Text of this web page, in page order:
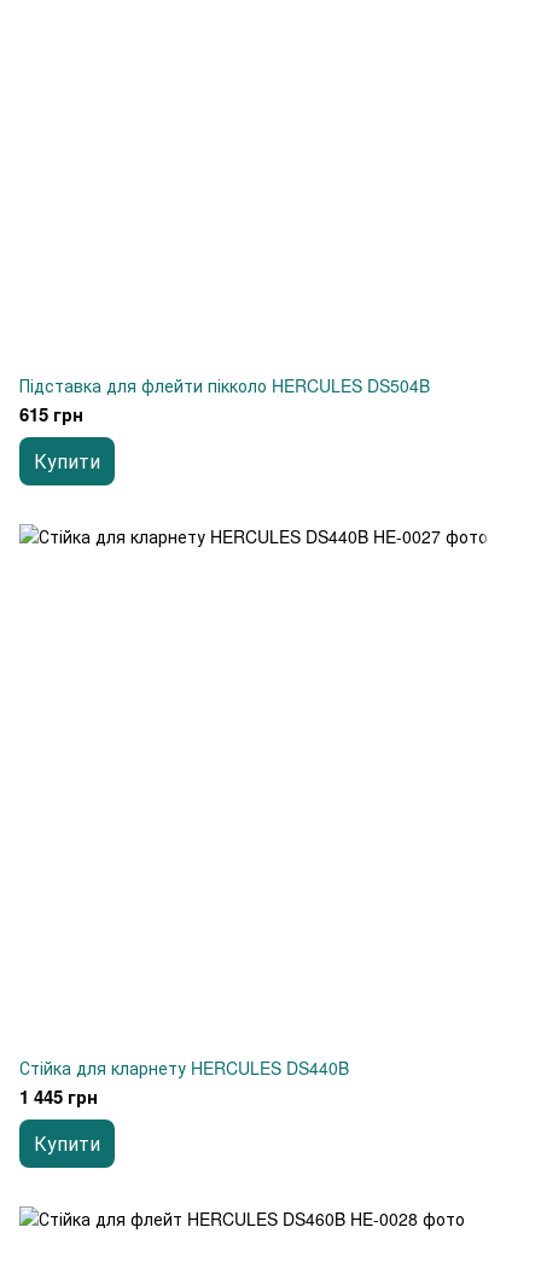
Підставка для флейти пікколо HERCULES DS504B
615 грн
Купити
Стійка для кларнету HERCULES DS440B
1 445 грн
Купити